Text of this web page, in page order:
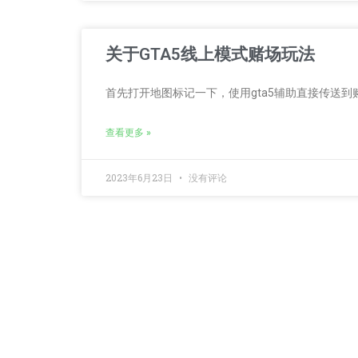
关于GTA5线上模式赌场玩法
首先打开地图标记一下，使用gta5辅助直接传送到
查看更多 »
2023年6月23日 没有评论